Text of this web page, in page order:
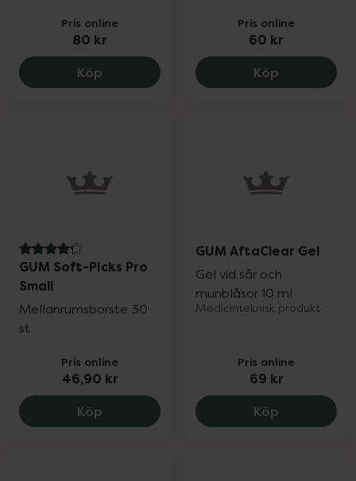
Pris online
80 kr
Köp GUM Soft-Picks Pro Medium, 80 kr.
Pris online
60 kr
Köp GUM
4.2 av 5 i omdöme
GUM Soft-Picks Pro
Small
Mellanrumsborste 30
st
Pris online
46,90 kr
Köp GUM Soft-Picks Pro Small, 46.9 kr.
GUM AftaClear Gel
Gel vid sår och
munblåsor 10 ml
Medicinteknisk produkt
Pris online
69 kr
Köp GUM